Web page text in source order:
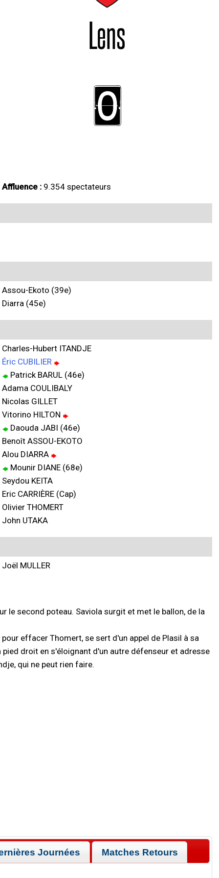
Lens
0
Affluence : 9.354 spectateurs
Assou-Ekoto (39e)
Diarra (45e)
Charles-Hubert ITANDJE
Éric CUBILIER
Patrick BARUL (46e)
Adama COULIBALY
Nicolas GILLET
Vitorino HILTON
Daouda JABI (46e)
Benoît ASSOU-EKOTO
Alou DIARRA
Mounir DIANE (68e)
Seydou KEITA
Eric CARRIÈRE (Cap)
Olivier THOMERT
John UTAKA
Joël MULLER
le second poteau. Saviola surgit et met le ballon, de la
effacer Thomert, se sert d'un appel de Plasil à sa
droit en s'éloignant d'un autre défenseur et adresse
qui ne peut rien faire.
Journées Matches Retours